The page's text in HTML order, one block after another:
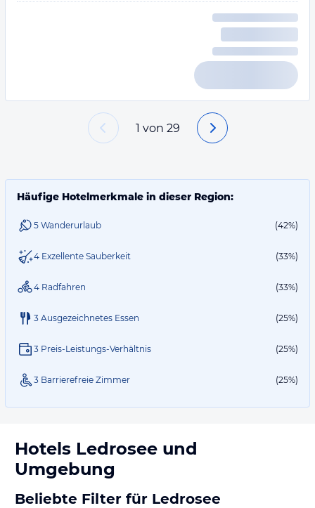
1 von 29
Häufige Hotelmerkmale in dieser Region:
5 Wanderurlaub (42%)
4 Exzellente Sauberkeit (33%)
4 Radfahren (33%)
3 Ausgezeichnetes Essen (25%)
3 Preis-Leistungs-Verhältnis (25%)
3 Barrierefreie Zimmer (25%)
Hotels Ledrosee und
Umgebung
Beliebte Filter für Ledrosee